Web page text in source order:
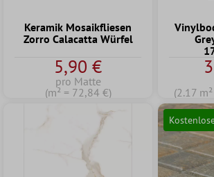
Keramik Mosaikfliesen
Zorro Calacatta Würfel
5,90 €
pro Matte
(m² = 72,84 €)
(2.17